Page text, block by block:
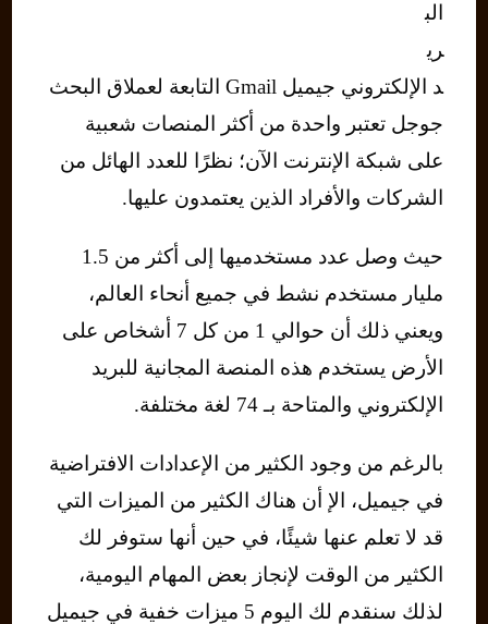
الب
ري
د الإلكتروني جيميل Gmail التابعة لعملاق البحث
جوجل تعتبر واحدة من أكثر المنصات شعبية
على شبكة الإنترنت الآن؛ نظرًا للعدد الهائل من
الشركات والأفراد الذين يعتمدون عليها.
حيث وصل عدد مستخدميها إلى أكثر من 1.5
مليار مستخدم نشط في جميع أنحاء العالم،
ويعني ذلك أن حوالي 1 من كل 7 أشخاص على
الأرض يستخدم هذه المنصة المجانية للبريد
الإلكتروني والمتاحة بـ 74 لغة مختلفة.
بالرغم من وجود الكثير من الإعدادات الافتراضية
في جيميل، الإ أن هناك الكثير من الميزات التي
قد لا تعلم عنها شيئًا، في حين أنها ستوفر لك
الكثير من الوقت لإنجاز بعض المهام اليومية،
لذلك سنقدم لك اليوم 5 ميزات خفية في جيميل